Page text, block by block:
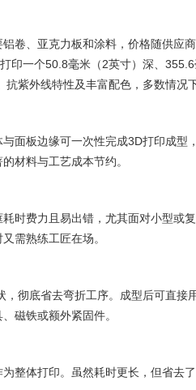
卷、亚克力板和涂料，价格随供应
印一个50.8毫米（2英寸）深、
抗紫外线特性及丰富配色，多数情况
面板边缘可一次性完成3D打印成型
材料与工艺成本节约。
时费力且易出错，尤其面对小型或
需熟练工匠在场。
，彻底省去弯折工序。成型后可直接
磁铁或额外紧固件。
整体打印。虽然耗时更长，但省去